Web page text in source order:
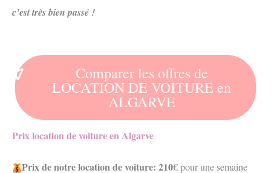
c’est très bien passé !
Comparer les offres de
LOCATION DE VOITURE en
ALGARVE
Prix location de voiture en Algarve
Prix de notre location de voiture: 210€ pour une semaine